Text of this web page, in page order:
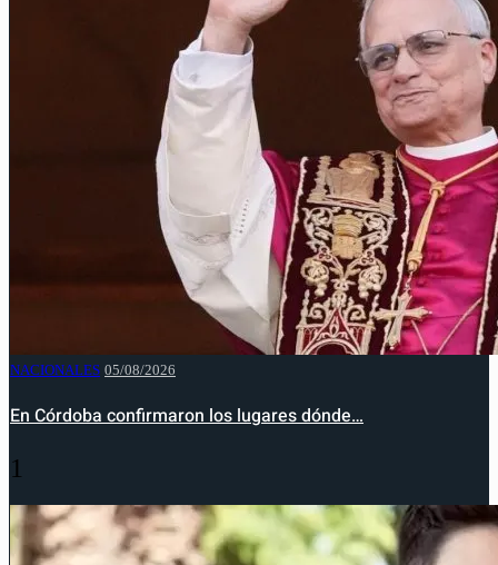
NACIONALES 05/08/2026
En Córdoba confirmaron los lugares dónde…
1